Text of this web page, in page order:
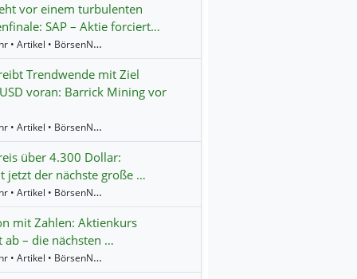
vor einem turbulenten
SAP – Aktie forciert…
11:36 Uhr • Artikel • BörsenNEWS.de
Trendwende mit Ziel
voran: Barrick Mining vor
11:18 Uhr • Artikel • BörsenNEWS.de
über 4.300 Dollar:
jetzt der nächste große …
10:40 Uhr • Artikel • BörsenNEWS.de
mit Zahlen: Aktienkurs
ab – die nächsten …
10:16 Uhr • Artikel • BörsenNEWS.de